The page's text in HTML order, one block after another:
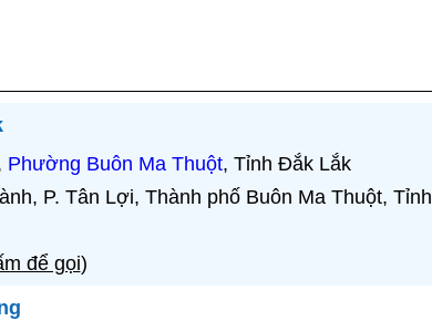
Phường Buôn Ma Thuột, Tỉnh Đắk Lắk
P. Tân Lợi, Thành phố Buôn Ma Thuột, Tỉnh
để gọi)